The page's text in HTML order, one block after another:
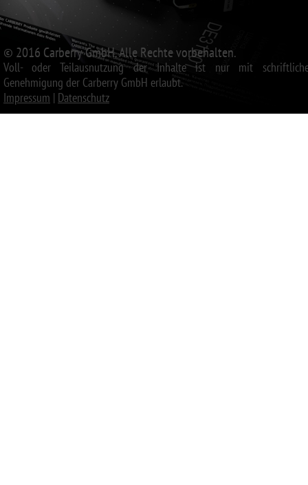
© 2016 Carberry GmbH. Alle Rechte vorbehalten.
Voll- oder Teilausnutzung der Inhalte ist nur mit
Genehmigung der Carberry GmbH erlaubt.
Impressum | Datenschutz